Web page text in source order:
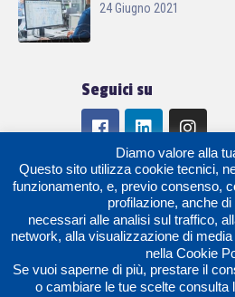
24 Giugno 2021
Seguici su
Copyright © 2021 · All rights
Lavorazioni meccaniche Srl ·
Diamo valore alla
Questo sito utilizza cookie tecnici,
funzionamento, e, previo consenso,
profilazione, anche
necessari alle analisi sul traffico,
network, alla visualizzazione di
nella Cookie
Se vuoi saperne di più, prestare il
o cambiare le tue scelte consulta